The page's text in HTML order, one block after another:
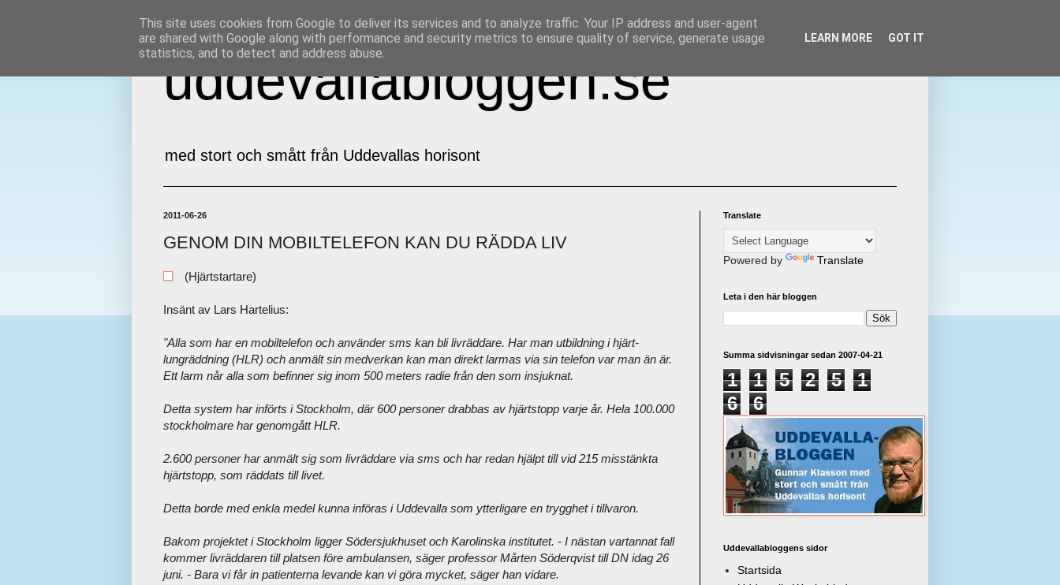
uddevallabloggen.se
med stort och smått från Uddevallas horisont
2011-06-26
GENOM DIN MOBILTELEFON KAN DU RÄDDA LIV
(Hjärtstartare)
Insänt av Lars Hartelius:
"Alla som har en mobiltelefon och använder sms kan bli livräddare. Har man utbildning i hjärt-
lungräddning (HLR) och anmält sin medverkan kan man direkt larmas via sin telefon var man än är.
Ett larm når alla som befinner sig inom 500 meters radie från den som insjuknat.
Detta system har införts i Stockholm, där 600 personer drabbas av hjärtstopp varje år. Hela 100.000
stockholmare har genomgått HLR.
2.600 personer har anmält sig som livräddare via sms och har redan hjälpt till vid 215 misstänkta
hjärtstopp, som räddats till livet.
Detta borde med enkla medel kunna införas i Uddevalla som ytterligare en trygghet i tillvaron.
Bakom projektet i Stockholm ligger Södersjukhuset och Karolinska institutet. - I nästan vartannat fall
kommer livräddaren till platsen före ambulansen, säger professor Mårten Söderqvist till DN idag 26
juni. - Bara vi får in patienterna levande kan vi göra mycket, säger han vidare.
Translate
Powered by Translate
Leta i den här bloggen
Summa sidvisningar sedan 2007-04-21
1 1 5 2 5
1
6
6
Uddevallabloggens sidor
Startsida
This site uses cookies from Google to deliver its services and to analyze traffic. Your IP address and user-agent
are shared with Google along with performance and security metrics to ensure quality of service, generate usage
statistics, and to detect and address abuse.
LEARN MORE GOT IT